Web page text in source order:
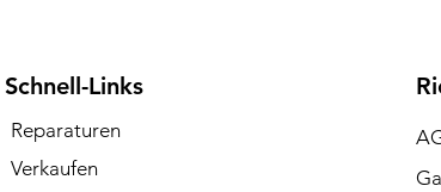
Schnell-Links
Reparaturen
Verkaufen